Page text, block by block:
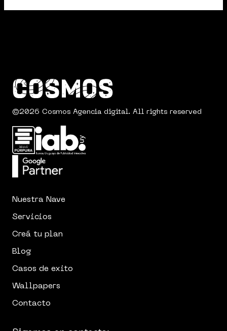
©2026 Cosmos Agencia digital. All rights reserved
Nuestra Nave
Servicios
Creá tu plan
Blog
Casos de exito
Wallpapers
Contacto